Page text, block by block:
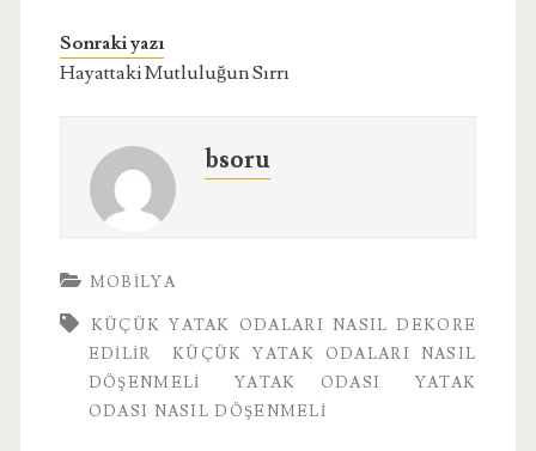
Sonraki yazı
Hayattaki Mutluluğun Sırrı
bsoru
MOBILYA
KÜÇÜK YATAK ODALARI NASIL DEKORE
EDILIR
KÜÇÜK YATAK ODALARI NASIL
DÖŞENMELI
YATAK ODASI
YATAK
ODASI NASIL DÖŞENMELI